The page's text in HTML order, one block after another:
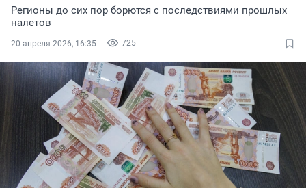
Регионы до сих пор борются с последствиями прошлых
налетов
725
20 апреля 2026, 16:35